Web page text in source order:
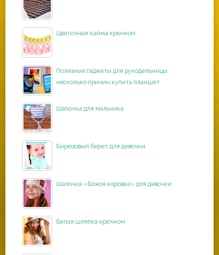
Цветочная кайма крючком
Полезные гаджеты для рукодельницы:
несколько причин купить планшет
Шапочка для мальчика
Бирюзовый берет для девочки
Шапочка «Божья коровка» для девочки
Белая шляпка крючком